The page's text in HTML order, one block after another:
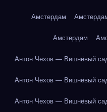
Амстердам
Амстердам
Антон Чехов — Вишнёвый
Антон Чехов — Вишнёвый
Антон Чехов — Вишнёвый